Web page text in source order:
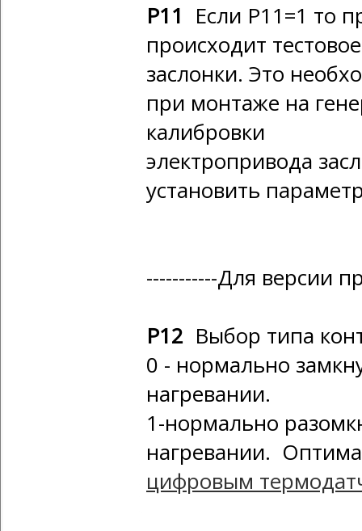
Р11 Если P11=1 то
происходит
заслонки. Это
при монтаже на
калибровки
электропривода
установить
-----------Для версии
Р12 Выбор типа
0 - нормально
нагревании.
1-нормально
нагревании.
цифровым